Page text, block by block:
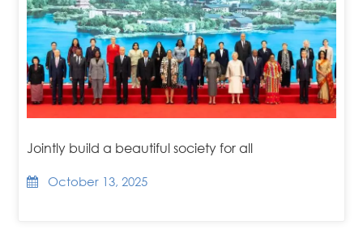
Jointly build a beautiful society for all
October 13, 2025